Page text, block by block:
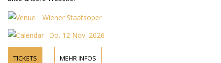
Wiener Staatsoper
Do. 12 Nov. 2026
TICKETS MEHR INFOS